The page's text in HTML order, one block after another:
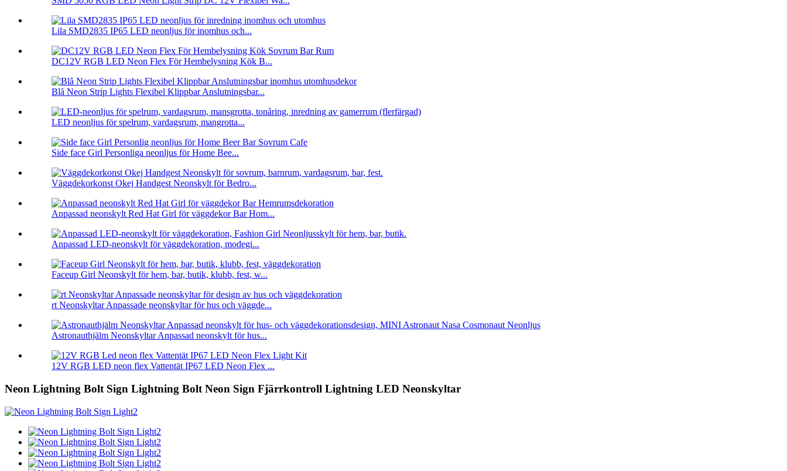
Lila SMD2835 IP65 LED neonljus för inomhus och...
DC12V RGB LED Neon Flex För Hembelysning Kök B...
Blå Neon Strip Lights Flexibel Klippbar Anslutningsbar...
LED neonljus för spelrum, vardagsrum, mangrotta...
Side face Girl Personliga neonljus för Home Bee...
Väggdekorkonst Okej Handgest Neonskylt för Bedro...
Anpassad neonskylt Red Hat Girl för väggdekor Bar Hom...
Anpassad LED-neonskylt för väggdekoration, modegi...
Faceup Girl Neonskylt för hem, bar, butik, klubb, fest, w...
rt Neonskyltar Anpassade neonskyltar för hus och väggde...
Astronauthjälm Neonskyltar Anpassad neonskylt för hus...
12V RGB LED neon flex Vattentät IP67 LED Neon Flex ...
Neon Lightning Bolt Sign Lightning Bolt Neon Sign Fjärrkontroll Lightning LED Neonskyltar